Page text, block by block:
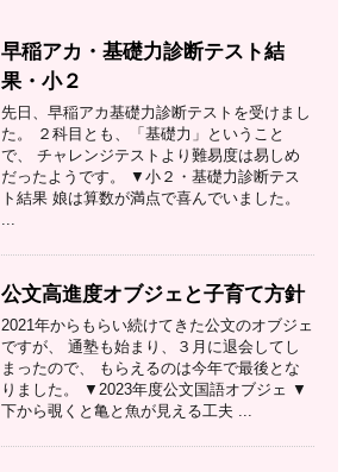
早稲アカ・基礎力診断テスト結
果・小２
先日、早稲アカ基礎力診断テストを受けまし
た。 ２科目とも、「基礎力」ということ
で、 チャレンジテストより難易度は易しめ
だったようです。 ▼小２・基礎力診断テス
ト結果 娘は算数が満点で喜んでいました。
...
公文高進度オブジェと子育て方針
2021年からもらい続けてきた公文のオブジェ
ですが、 通塾も始まり、３月に退会してし
まったので、 もらえるのは今年で最後とな
りました。 ▼2023年度公文国語オブジェ ▼
下から覗くと亀と魚が見える工夫 ...